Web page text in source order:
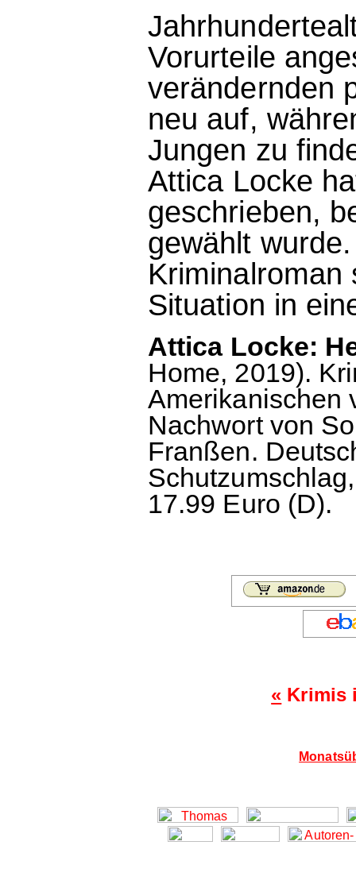
Vorurteile
verändernden
neu auf,
Jungen zu
Attica Locke
geschrieben,
gewählt
Situation in
Attica Locke:
Home, 2019).
Amerikanischen
Nachwort von
Franßen.
17.99 Euro (D).
« Krimis